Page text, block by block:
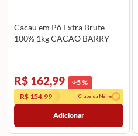
Cacau em Pó Extra Brute
100% 1kg CACAO BARRY
R$ 162,99 5%
R$ 154,99
Clube da Meire
Adicionar